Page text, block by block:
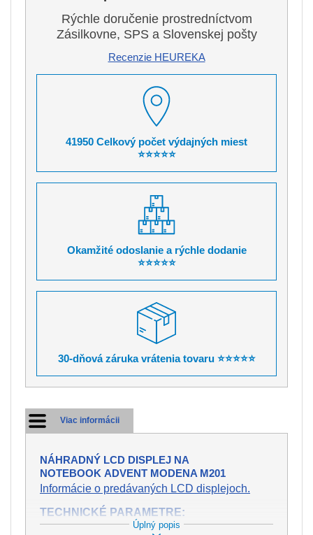
Rýchle doručenie prostredníctvom
Zásilkovne, SPS a Slovenskej pošty
Recenzie HEUREKA
41950 Celkový počet výdajných miest
⭐⭐⭐⭐⭐
Okamžité odoslanie a rýchle dodanie
⭐⭐⭐⭐⭐
30-dňová záruka vrátenia tovaru ⭐⭐⭐⭐⭐
Viac informácii
NÁHRADNÝ LCD DISPLEJ NA
NOTEBOOK ADVENT MODENA M201
Informácie o predávaných LCD displejoch.
TECHNICKÉ PARAMETRE:
Stav:Nový
Úplný popis